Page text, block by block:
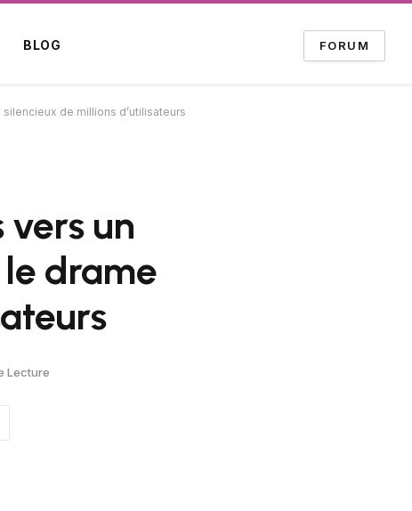
BLOG FORUM
de millions d’utilisateurs
un
drame
Lecture